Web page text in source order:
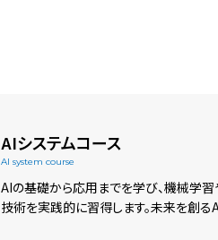
AIシステムコース
AI system course
AIの基礎から応用までを学び、機械学
技術を実践的に習得します。未来を創る